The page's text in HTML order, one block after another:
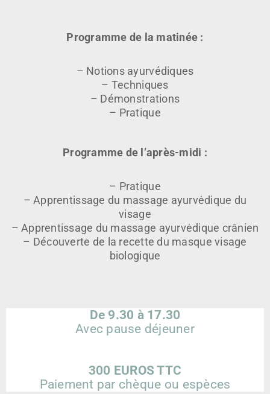
Programme de la matinée :
– Notions ayurvédiques
– Techniques
– Démonstrations
– Pratique
Programme de l’après-midi :
– Pratique
– Apprentissage du massage ayurvėdique du
visage
– Apprentissage du massage ayurvėdique crânien
– Découverte de la recette du masque visage
biologique
De 9.30 à 17.30
Avec pause déjeuner
300 EUROS TTC
Paiement par chèque ou espèces